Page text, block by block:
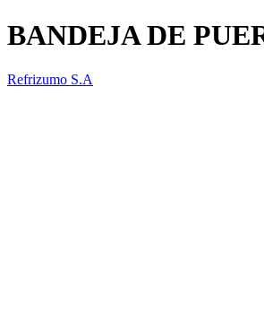
BANDEJA DE
Refrizumo S.A